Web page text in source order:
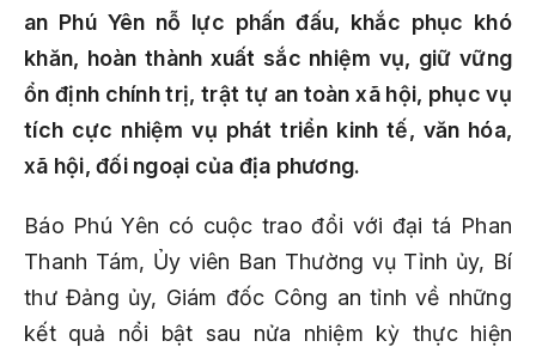
an Phú Yên nỗ lực phấn đấu, khắc phục khó
khăn, hoàn thành xuất sắc nhiệm vụ, giữ vững
ổn định chính trị, trật tự an toàn xã hội, phục vụ
tích cực nhiệm vụ phát triển kinh tế, văn hóa,
xã hội, đối ngoại của địa phương.
Báo Phú Yên có cuộc trao đổi với đại tá Phan
Thanh Tám, Ủy viên Ban Thường vụ Tỉnh ủy, Bí
thư Đảng ủy, Giám đốc Công an tỉnh về những
kết quả nổi bật sau nửa nhiệm kỳ thực hiện